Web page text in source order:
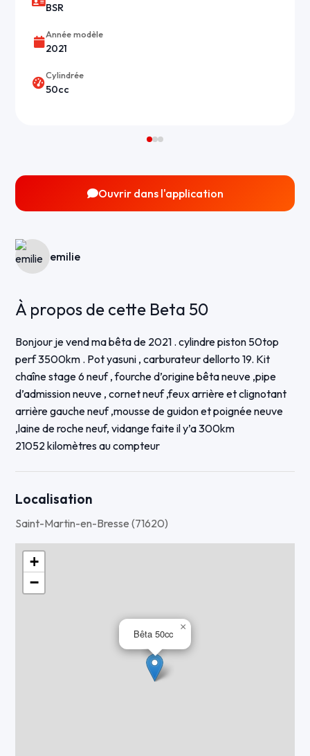
BSR
Année modèle
2021
Cylindrée
50cc
Ouvrir dans l'application
emilie
À propos de cette Beta 50
Bonjour je vend ma bêta de 2021 . cylindre piston 50top
perf 3500km . Pot yasuni , carburateur dellorto 19. Kit
chaîne stage 6 neuf , fourche d’origine bêta neuve ,pipe
d’admission neuve , cornet neuf ,feux arrière et clignotant
arrière gauche neuf ,mousse de guidon et poignée neuve
,laine de roche neuf, vidange faite il y’a 300km
21052 kilomètres au compteur
Localisation
Saint-Martin-en-Bresse (71620)
Bêta 50cc
×
+
−